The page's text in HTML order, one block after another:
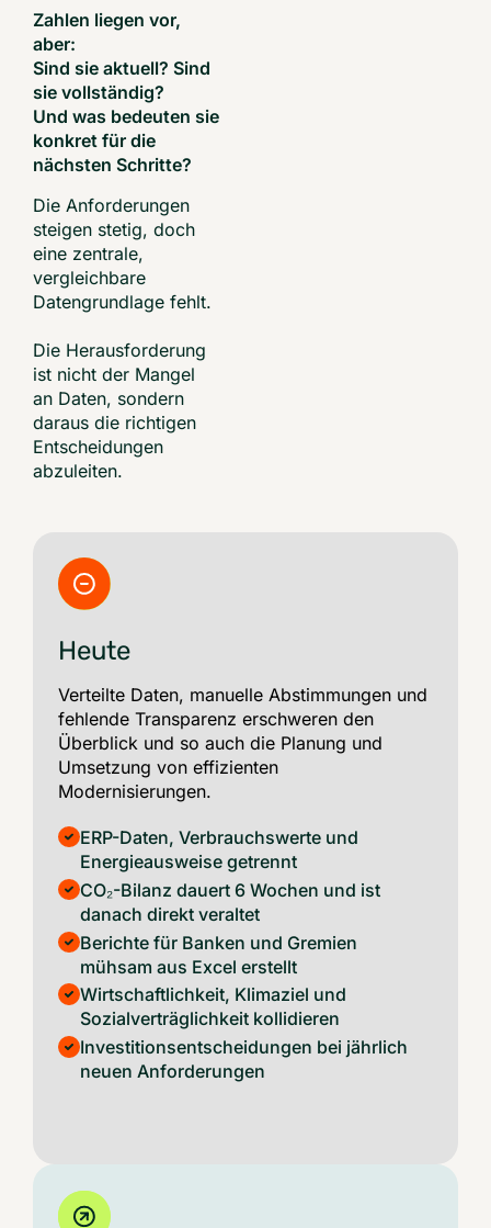
Zahlen liegen vor,
aber:
Sind sie aktuell? Sind
sie vollständig?
Und was bedeuten sie
konkret für die
nächsten Schritte?
Die Anforderungen
steigen stetig, doch
eine zentrale,
vergleichbare
Datengrundlage fehlt.
Die Herausforderung
ist nicht der Mangel
an Daten, sondern
daraus die richtigen
Entscheidungen
abzuleiten.
Heute
Verteilte Daten, manuelle Abstimmungen und
fehlende Transparenz erschweren den
Überblick und so auch die Planung und
Umsetzung von effizienten
Modernisierungen.
ERP-Daten, Verbrauchswerte und
Energieausweise getrennt
CO₂-Bilanz dauert 6 Wochen und ist
danach direkt veraltet
Berichte für Banken und Gremien
mühsam aus Excel erstellt
Wirtschaftlichkeit, Klimaziel und
Sozialverträglichkeit kollidieren
Investitionsentscheidungen bei jährlich
neuen Anforderungen